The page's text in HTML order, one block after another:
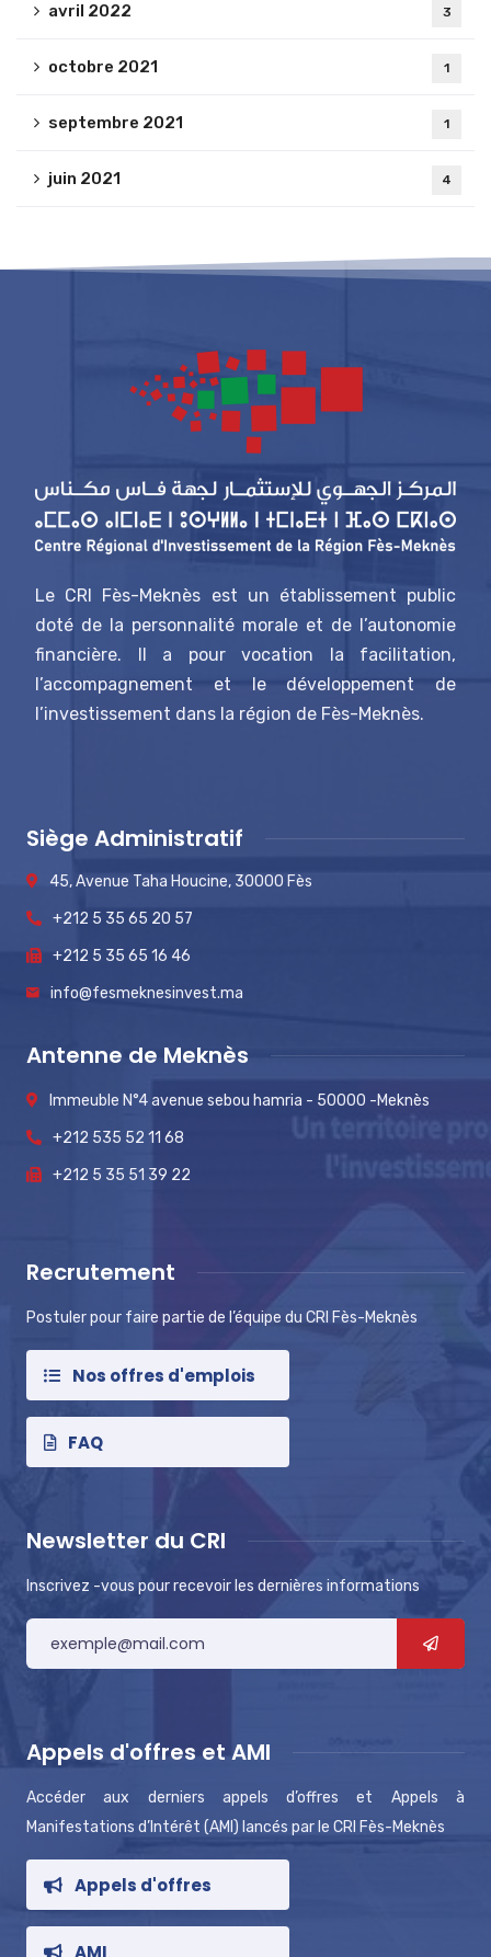
avril 2022 3
octobre 2021 1
septembre 2021 1
juin 2021 4
Le CRI Fès-Meknès est un établissement public
doté de la personnalité morale et de l’autonomie
financière. Il a pour vocation la facilitation,
l’accompagnement et le développement de
l’investissement dans la région de Fès-Meknès.
Siège Administratif
45, Avenue Taha Houcine, 30000 Fès
+212 5 35 65 20 57
+212 5 35 65 16 46
info@fesmeknesinvest.ma
Antenne de Meknès
Immeuble N°4 avenue sebou hamria - 50000 -Meknès
+212 535 52 11 68
+212 5 35 51 39 22
Recrutement
Postuler pour faire partie de l’équipe du CRI Fès-Meknès
Nos offres d'emplois
FAQ
Newsletter du CRI
Inscrivez -vous pour recevoir les dernières informations
Appels d'offres et AMI
Accéder aux derniers appels d’offres et Appels à
Manifestations d’Intérêt (AMI) lancés par le CRI Fès-Meknès
Appels d'offres
AMI